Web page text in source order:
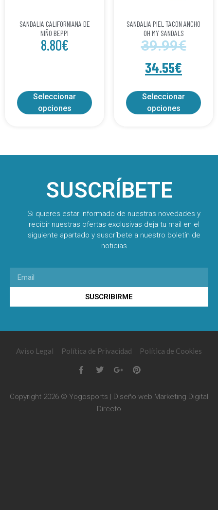
SANDALIA CALIFORNIANA DE
NIÑO BEPPI
8.80€
Seleccionar
opciones
SANDALIA PIEL TACON ANCHO
OH MY SANDALS
39.99€
34.55€
Seleccionar
opciones
SUSCRÍBETE
Si quieres estar informado de nuestras novedades y
recibir nuestras ofertas exclusivas deja tu mail en el
siguiente apartado y suscríbete a nuestro boletín de
noticias
SUSCRIBIRME
Aviso Legal Política de Privacidad Política de Cookies
Copyright 2026 © Yogosports | Diseño web Marketing Digital
Directo